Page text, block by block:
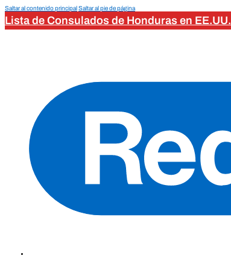
Saltar al contenido principalSaltar al pie de página
Lista de Consulados de Honduras en EE.UU.